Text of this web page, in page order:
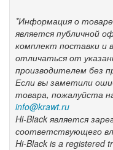
*Информация о
является публичной
комплект поставки и
отличаться от
производителем без
Если вы заметили
товара, пожалуйста
info@krawt.ru
Hi-Black является
соответствующего
Hi-Black is a registered